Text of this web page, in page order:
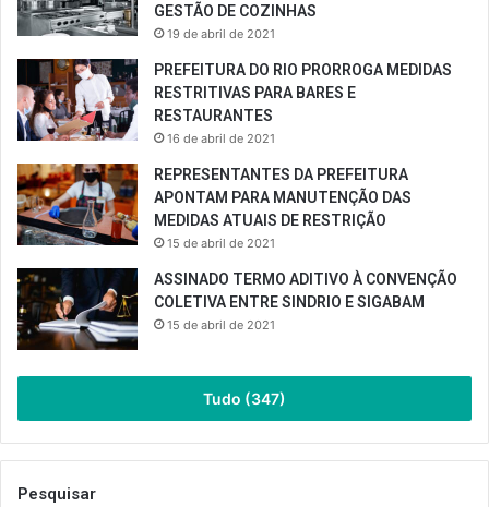
GESTÃO DE COZINHAS
19 de abril de 2021
PREFEITURA DO RIO PRORROGA MEDIDAS
RESTRITIVAS PARA BARES E
RESTAURANTES
16 de abril de 2021
REPRESENTANTES DA PREFEITURA
APONTAM PARA MANUTENÇÃO DAS
MEDIDAS ATUAIS DE RESTRIÇÃO
15 de abril de 2021
ASSINADO TERMO ADITIVO À CONVENÇÃO
COLETIVA ENTRE SINDRIO E SIGABAM
15 de abril de 2021
Tudo (347)
Pesquisar